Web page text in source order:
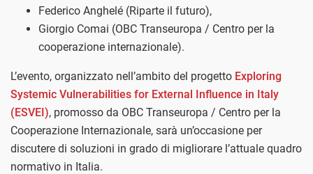
Federico Anghelé (Riparte il futuro),
Giorgio Comai (OBC Transeuropa / Centro per la
cooperazione internazionale).
L’evento, organizzato nell’ambito del progetto Exploring
Systemic Vulnerabilities for External Influence in Italy
(ESVEI), promosso da OBC Transeuropa / Centro per la
Cooperazione Internazionale, sarà un’occasione per
discutere di soluzioni in grado di migliorare l’attuale quadro
normativo in Italia.